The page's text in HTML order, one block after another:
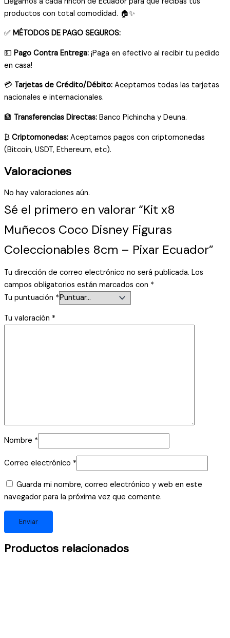
productos con total comodidad. 🏠✨
✅ MÉTODOS DE PAGO SEGUROS:
💵 Pago Contra Entrega: ¡Paga en efectivo al recibir tu pedido
en casa!
💳 Tarjetas de Crédito/Débito: Aceptamos todas las tarjetas
nacionales e internacionales.
🏦 Transferencias Directas: Banco Pichincha y Deuna.
₿ Criptomonedas: Aceptamos pagos con criptomonedas
(Bitcoin, USDT, Ethereum, etc).
Valoraciones
No hay valoraciones aún.
Sé el primero en valorar “Kit x8
Muñecos Coco Disney Figuras
Coleccionables 8cm – Pixar Ecuador”
Tu dirección de correo electrónico no será publicada. Los
campos obligatorios están marcados con *
Tu puntuación *
Tu valoración *
Nombre *
Correo electrónico *
Guarda mi nombre, correo electrónico y web en este
navegador para la próxima vez que comente.
Productos relacionados